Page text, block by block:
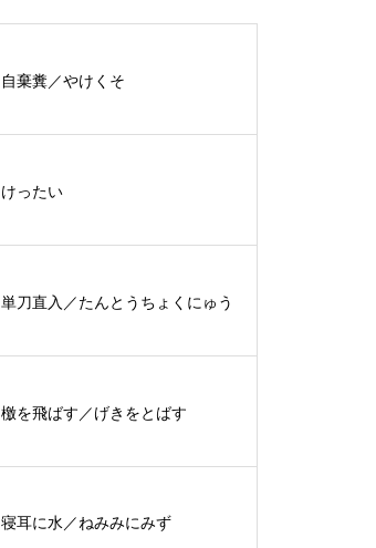
自棄糞／やけくそ
けったい
単刀直入／たんとうちょくにゅう
檄を飛ばす／げきをとばす
寝耳に水／ねみみにみず